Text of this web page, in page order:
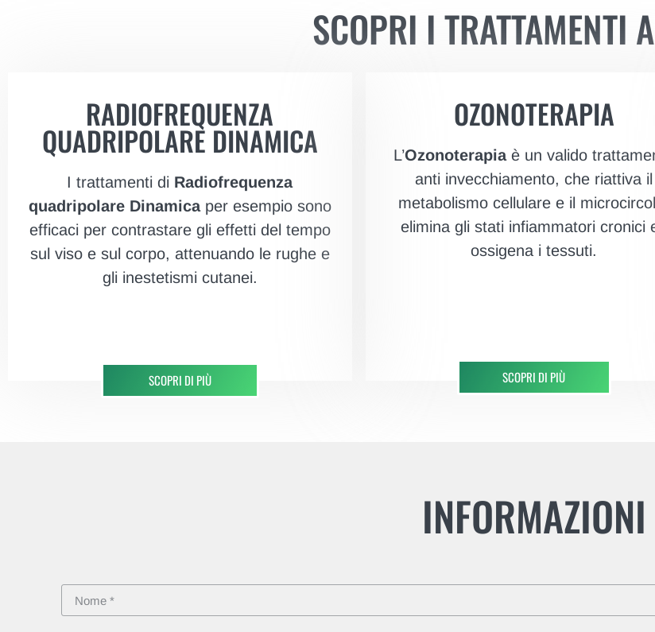
SCOPRI I TRATTAMENTI
RADIOFREQUENZA
QUADRIPOLARE DINAMICA
I trattamenti di Radiofrequenza
quadripolare Dinamica per esempio sono
efficaci per contrastare gli effetti del tempo
sul viso e sul corpo, attenuando le rughe e
gli inestetismi cutanei.
SCOPRI DI PIÙ
OZONOTERAPIA
L’Ozonoterapiaè un valido
anti invecchiamento, che riattiva il
metabolismo cellulare e il
elimina gli stati infiammatori cronici
ossigena i tessuti.
SCOPRI DI PIÙ
INFORMAZIONI